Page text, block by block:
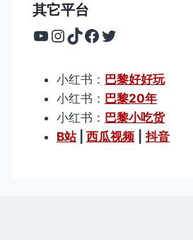
其它平台
YouTube
Instagram
TikTok
Facebook
Twitter
小红书： 巴黎好好玩
小红书： 巴黎20年
小红书： 巴黎小吃货
B站| 西瓜视频 抖音